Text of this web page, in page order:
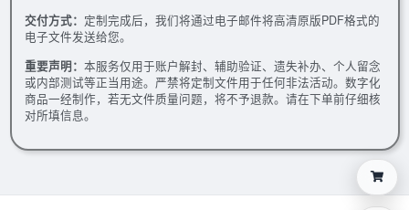
交付方式： 定制完成后，我们将通过电子邮件将高清原版PDF格式的
电子文件发送给您。
重要声明： 本服务仅用于账户解封、辅助验证、遗失补办、个人留念
或内部测试等正当用途。严禁将定制文件用于任何非法活动。数字化
商品一经制作，若无文件质量问题，将不予退款。请在下单前仔细核
对所填信息。